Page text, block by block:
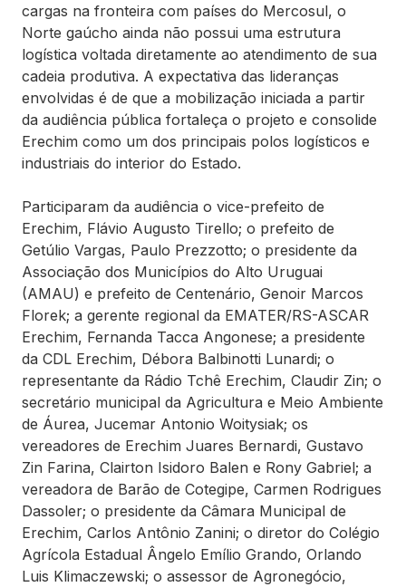
cargas na fronteira com países do Mercosul, o
Norte gaúcho ainda não possui uma estrutura
logística voltada diretamente ao atendimento de sua
cadeia produtiva. A expectativa das lideranças
envolvidas é de que a mobilização iniciada a partir
da audiência pública fortaleça o projeto e consolide
Erechim como um dos principais polos logísticos e
industriais do interior do Estado.
Participaram da audiência o vice-prefeito de
Erechim, Flávio Augusto Tirello; o prefeito de
Getúlio Vargas, Paulo Prezzotto; o presidente da
Associação dos Municípios do Alto Uruguai
(AMAU) e prefeito de Centenário, Genoir Marcos
Florek; a gerente regional da EMATER/RS-ASCAR
Erechim, Fernanda Tacca Angonese; a presidente
da CDL Erechim, Débora Balbinotti Lunardi; o
representante da Rádio Tchê Erechim, Claudir Zin; o
secretário municipal da Agricultura e Meio Ambiente
de Áurea, Jucemar Antonio Woitysiak; os
vereadores de Erechim Juares Bernardi, Gustavo
Zin Farina, Clairton Isidoro Balen e Rony Gabriel; a
vereadora de Barão de Cotegipe, Carmen Rodrigues
Dassoler; o presidente da Câmara Municipal de
Erechim, Carlos Antônio Zanini; o diretor do Colégio
Agrícola Estadual Ângelo Emílio Grando, Orlando
Luis Klimaczewski; o assessor de Agronegócio,